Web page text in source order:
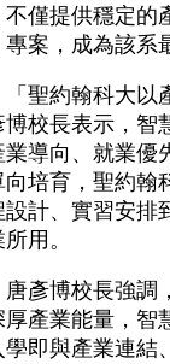
不僅提供穩定的
專案，成為該系
約翰科大以產
博校長表示，智
業導向、就業
向培育，聖約翰
設計、實習安排
用。
博校長強調，
厚產業能量，智
學即與產業連